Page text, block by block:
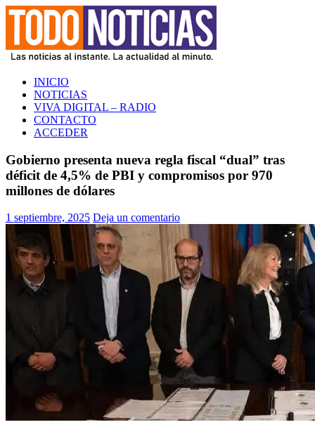
Saltar
contenido
TODO NOTICIAS
La noticia al instante. La actualidad al minuto
INICIO
NOTICIAS
VIVA DIGITAL – RADIO
CONTACTO
ACCEDER
Gobierno presenta nueva regla fiscal “dual” tras
déficit de 4,5% de PBI y compromisos por 970
millones de dólares
1 septiembre, 2025 Deja un comentario